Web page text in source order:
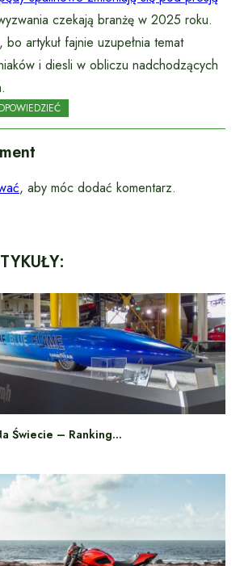
czekają branżę w 2025 roku.
artykuł fajnie uzupełnia temat
i diesli w obliczu nadchodzących
, aby móc dodać komentarz.
Świecie – Ranking…